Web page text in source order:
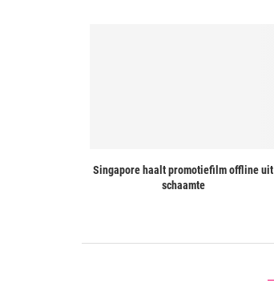
Singapore haalt promotiefilm offline uit
schaamte